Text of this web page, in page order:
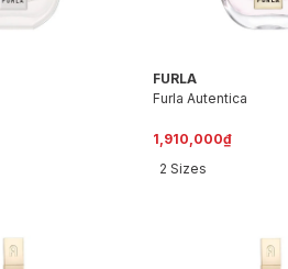
FURLA
Furla Autentica
1,910,000₫
2 Sizes